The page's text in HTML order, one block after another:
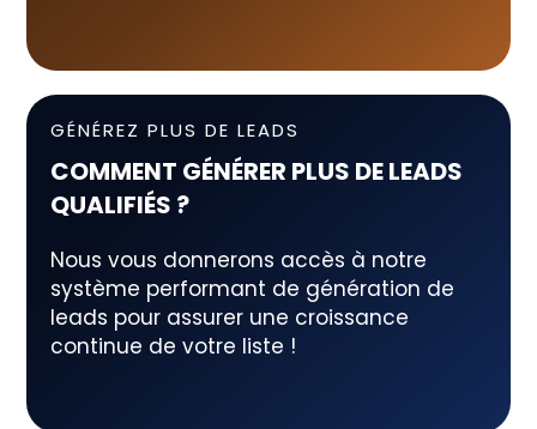
GÉNÉREZ PLUS DE LEADS
COMMENT GÉNÉRER PLUS DE LEADS
QUALIFIÉS ?
Nous vous donnerons accès à notre
système performant de génération de
leads pour assurer une croissance
continue de votre liste !